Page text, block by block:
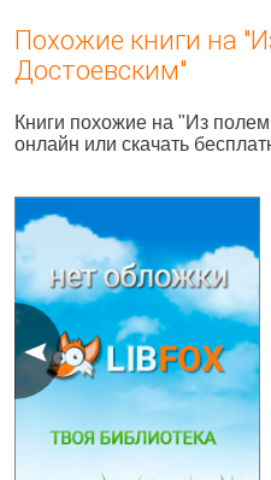
Похожие книги на
Достоевским"
Книги похожие на "Из
онлайн или скачать